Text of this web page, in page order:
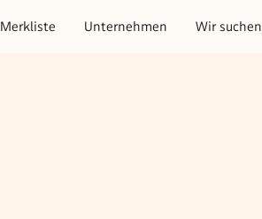
Merkliste Unternehmen Wir suchen